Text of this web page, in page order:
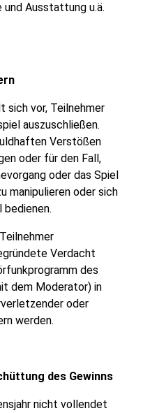
und Ausstattung u.ä.
sich vor, Teilnehmer
auszuschließen.
Verstößen
oder für den Fall,
oder das Spiel
manipulieren oder sich
Verdacht
des
dem Moderator) in
oder
werden.
des Gewinns
nicht vollendet